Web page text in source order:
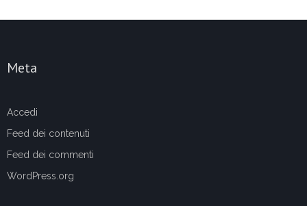
Meta
Accedi
Feed dei contenuti
Feed dei commenti
WordPress.org